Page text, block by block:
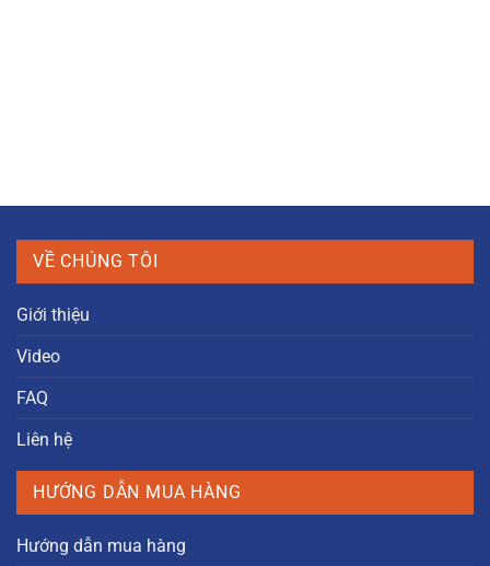
VỀ CHÚNG TÔI
Giới thiệu
Video
FAQ
Liên hệ
HƯỚNG DẪN MUA HÀNG
Hướng dẫn mua hàng